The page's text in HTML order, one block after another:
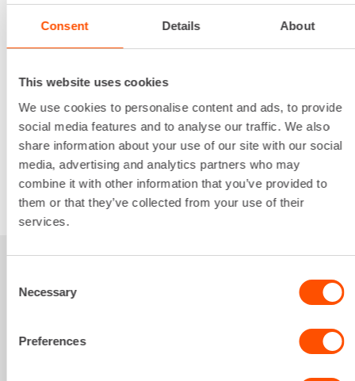
Consent Details About
This website uses cookies
We use cookies to personalise content and ads, to provide
social media features and to analyse our traffic. We also
share information about your use of our site with our social
media, advertising and analytics partners who may
combine it with other information that you’ve provided to
them or that they’ve collected from your use of their
services.
Selection
Necessary
Preferences
± 5 ° huoneenlämmössä
Käyttöaika
Ensimmäinen pv
Seuraavat pv ? 38,59 €/ pv
Kuukausi 529,20 €/ kk
Alv 0 %
Sinua saattaisi